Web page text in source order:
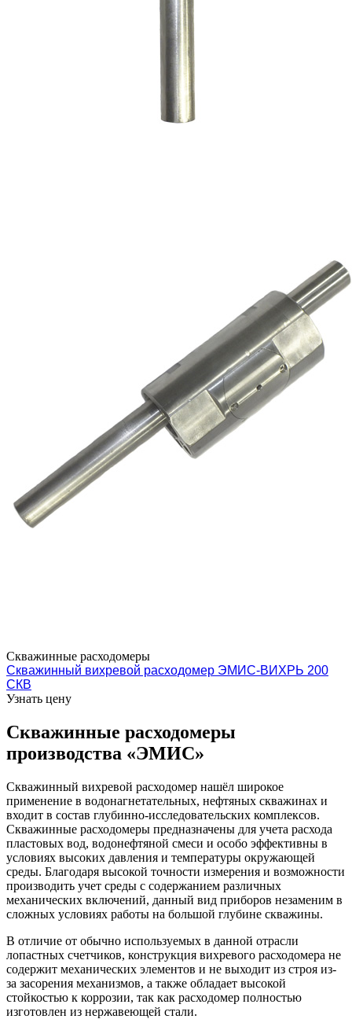
Скважинные расходомеры
Скважинный вихревой расходомер ЭМИС-ВИХРЬ 200
СКВ
Узнать цену
Скважинные расходомеры
производства «ЭМИС»
Скважинный вихревой расходомер нашёл широкое
применение в водонагнетательных, нефтяных скважинах и
входит в состав глубинно-исследовательских комплексов.
Скважинные расходомеры предназначены для учета расхода
пластовых вод, водонефтяной смеси и особо эффективны в
условиях высоких давления и температуры окружающей
среды. Благодаря высокой точности измерения и возможности
производить учет среды с содержанием различных
механических включений, данный вид приборов незаменим в
сложных условиях работы на большой глубине скважины.
В отличие от обычно используемых в данной отрасли
лопастных счетчиков, конструкция вихревого расходомера не
содержит механических элементов и не выходит из строя из-
за засорения механизмов, а также обладает высокой
стойкостью к коррозии, так как расходомер полностью
изготовлен из нержавеющей стали.